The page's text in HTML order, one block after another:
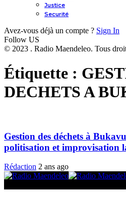
Justice
Securité
Avez-vous déjà un compte ? Sign In
Follow US
© 2023 . Radio Maendeleo. Tous
Étiquette :
DECHETS A
Gestion des déchets à
politisation et improvisation
Rédaction 2 ans ago